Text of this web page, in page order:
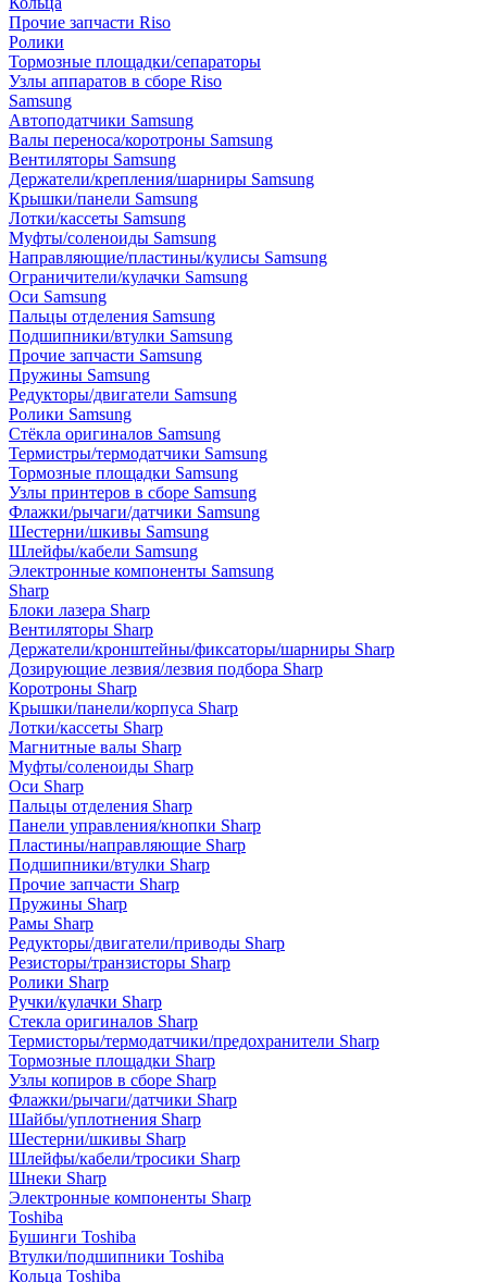
Прочие запчасти Riso
Ролики
Тормозные площадки/сепараторы
Узлы аппаратов в сборе Riso
Samsung
Автоподатчики Samsung
Валы переноса/коротроны Samsung
Вентиляторы Samsung
Держатели/крепления/шарниры Samsung
Крышки/панели Samsung
Лотки/кассеты Samsung
Муфты/соленоиды Samsung
Направляющие/пластины/кулисы Samsung
Ограничители/кулачки Samsung
Оси Samsung
Пальцы отделения Samsung
Подшипники/втулки Samsung
Прочие запчасти Samsung
Пружины Samsung
Редукторы/двигатели Samsung
Ролики Samsung
Стёкла оригиналов Samsung
Термистры/термодатчики Samsung
Тормозные площадки Samsung
Узлы принтеров в сборе Samsung
Флажки/рычаги/датчики Samsung
Шестерни/шкивы Samsung
Шлейфы/кабели Samsung
Электронные компоненты Samsung
Sharp
Блоки лазера Sharp
Вентиляторы Sharp
Держатели/кронштейны/фиксаторы/шарниры Sharp
Дозирующие лезвия/лезвия подбора Sharp
Коротроны Sharp
Крышки/панели/корпуса Sharp
Лотки/кассеты Sharp
Магнитные валы Sharp
Муфты/соленоиды Sharp
Оси Sharp
Пальцы отделения Sharp
Панели управления/кнопки Sharp
Пластины/направляющие Sharp
Подшипники/втулки Sharp
Прочие запчасти Sharp
Пружины Sharp
Рамы Sharp
Редукторы/двигатели/приводы Sharp
Резисторы/транзисторы Sharp
Ролики Sharp
Ручки/кулачки Sharp
Стекла оригиналов Sharp
Термисторы/термодатчики/предохранители Sharp
Тормозные площадки Sharp
Узлы копиров в сборе Sharp
Флажки/рычаги/датчики Sharp
Шайбы/уплотнения Sharp
Шестерни/шкивы Sharp
Шлейфы/кабели/тросики Sharp
Шнеки Sharp
Электронные компоненты Sharp
Toshiba
Бушинги Toshiba
Втулки/подшипники Toshiba
Кольца Toshiba